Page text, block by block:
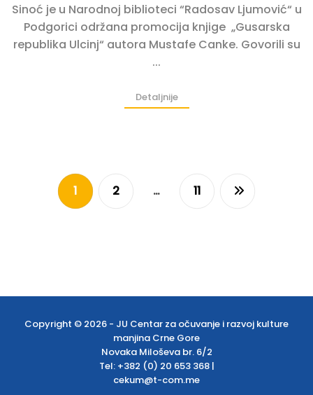
Sinoć je u Narodnoj biblioteci “Radosav Ljumović“ u
Podgorici održana promocija knjige „Gusarska
republika Ulcinj“ autora Mustafe Canke. Govorili su
...
Detaljnije
1 2 … 11
Copyright © 2026 - JU Centar za očuvanje i razvoj kulture
manjina Crne Gore
Novaka Miloševa br. 6/2
Tel: +382 (0) 20 653 368 |
cekum@t-com.me